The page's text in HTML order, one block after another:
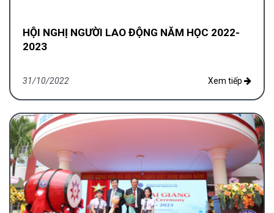
HỘI NGHỊ NGƯỜI LAO ĐỘNG NĂM HỌC 2022-
2023
31/10/2022 Xem tiếp